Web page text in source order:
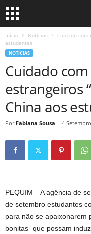
Início Notícias
Cuidado com
estudantes
NOTÍCIAS
Cuidado
estrangeiros
China aos
Por Fabiana Sousa - 4
PEQUIM – A agência de
de setembro estudantes
para não se apaixonarem
bonitas” que possam